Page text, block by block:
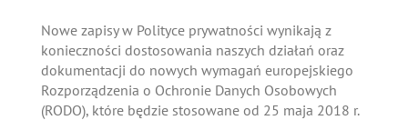
Nowe zapisy w Polityce prywatności wynikają z
konieczności dostosowania naszych działań oraz
dokumentacji do nowych wymagań europejskiego
Rozporządzenia o Ochronie Danych Osobowych
(RODO), które będzie stosowane od 25 maja 2018 r.